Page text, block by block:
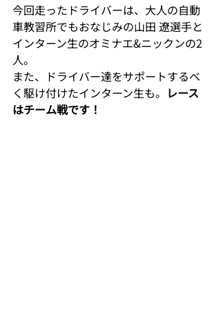
今回走ったドライバーは、大人の自動
車教習所でもおなじみの山田 遼選手と
インターン生のオミナエ&ニックンの2
人。
また、ドライバー達をサポートするべ
く駆け付けたインターン生も。 レース
はチーム戦です！